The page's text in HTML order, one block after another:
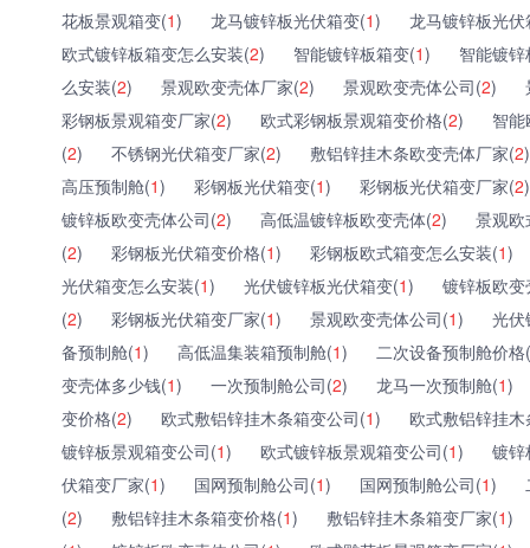
花板景观箱变(1) 龙马镀锌板光伏箱变(1)
龙马镀锌板光
欧式镀锌板箱变怎么安装(2) 智能镀锌板箱变(1)
智能镀
么安装(2) 景观欧变壳体厂家(2) 景观欧变壳体公司(2)
彩钢板景观箱变厂家(2) 欧式彩钢板景观箱变价格(2)
智
(2) 不锈钢光伏箱变厂家(2) 敷铝锌挂木条欧变壳体厂家(2)
高压预制舱(1) 彩钢板光伏箱变(1) 彩钢板光伏箱变厂家(2)
镀锌板欧变壳体公司(2) 高低温镀锌板欧变壳体(2)
景观
(2) 彩钢板光伏箱变价格(1) 彩钢板欧式箱变怎么安装(1)
光伏箱变怎么安装(1) 光伏镀锌板光伏箱变(1)
镀锌板欧
(2) 彩钢板光伏箱变厂家(1) 景观欧变壳体公司(1)
光伏
备预制舱(1) 高低温集装箱预制舱(1)
二次设备预制舱价格(
变壳体多少钱(1) 一次预制舱公司(2) 龙马一次预制舱(1)
变价格(2) 欧式敷铝锌挂木条箱变公司(1)
欧式敷铝锌挂
镀锌板景观箱变公司(1) 欧式镀锌板景观箱变公司(1)
镀锌
伏箱变厂家(1) 国网预制舱公司(1) 国网预制舱公司(1)
(2) 敷铝锌挂木条箱变价格(1) 敷铝锌挂木条箱变厂家(1)